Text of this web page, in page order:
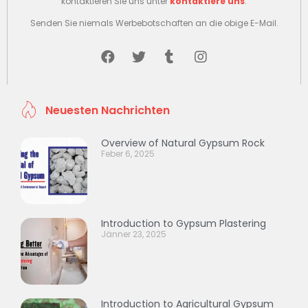
Senden Sie niemals Werbebotschaften an die obige E-Mail.
Neuesten Nachrichten
Overview of Natural Gypsum Rock
Feber 6, 2025
Introduction to Gypsum Plastering
Jänner 23, 2025
Introduction to Agricultural Gypsum